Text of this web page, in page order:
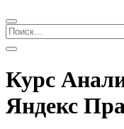
Найти:
Курс
Яндекс